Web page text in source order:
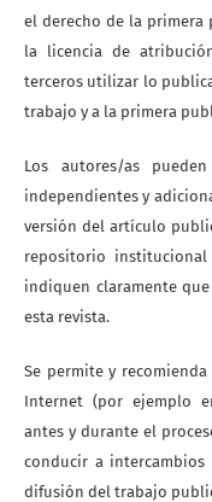
el derecho de la primera
la licencia de
terceros utilizar lo
trabajo y a la primera
Los autores/as
independientes y
versión del artículo
repositorio
indiquen claramente
esta revista.
Se permite y
Internet (por ejemplo
antes y durante el
conducir a
difusión del trabajo